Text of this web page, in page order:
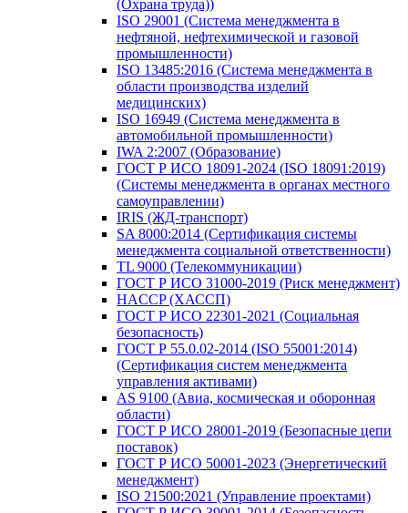
(Охрана труда))
ISO 29001 (Система менеджмента в
нефтяной, нефтехимической и газовой
промышленности)
ISO 13485:2016 (Система менеджмента в
области производства изделий
медицинских)
ISO 16949 (Система менеджмента в
автомобильной промышленности)
IWA 2:2007 (Образование)
ГОСТ Р ИСО 18091-2024 (ISO 18091:2019)
(Системы менеджмента в органах местного
самоуправлении)
IRIS (ЖД-транспорт)
SA 8000:2014 (Сертификация системы
менеджмента социальной ответственности)
TL 9000 (Телекоммуникации)
ГОСТ Р ИСО 31000-2019 (Риск менеджмент)
HACCP (ХАССП)
ГОСТ Р ИСО 22301-2021 (Социальная
безопасность)
ГОСТ Р 55.0.02-2014 (ISO 55001:2014)
(Сертификация систем менеджмента
управления активами)
AS 9100 (Авиа, космическая и оборонная
области)
ГОСТ Р ИСО 28001-2019 (Безопасные цепи
поставок)
ГОСТ Р ИСО 50001-2023 (Энергетический
менеджмент)
ISO 21500:2021 (Управление проектами)